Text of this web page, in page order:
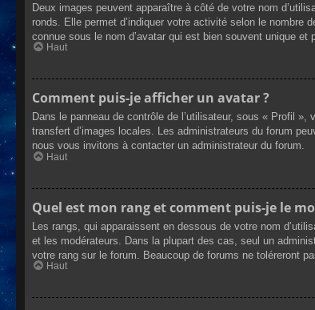
Deux images peuvent apparaître à côté de votre nom
ronds. Elle permet d’indiquer votre activité selon le nombre
connue sous le nom d’avatar qui est bien souvent unique et
Haut
Comment puis-je afficher un avatar ?
Dans le panneau de contrôle de l’utilisateur, sous « Profil
transfert d’images locales. Les administrateurs du forum
nous vous invitons à contacter un administrateur du forum.
Haut
Quel est mon rang et comment puis-je le
Les rangs, qui apparaissent en dessous de votre nom
et les modérateurs. Dans la plupart des cas, seul un
votre rang sur le forum. Beaucoup de forums ne toléreront
Haut